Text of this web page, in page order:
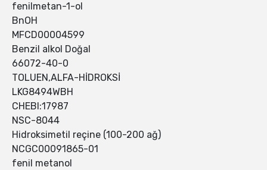
fenilmetan-1-ol
BnOH
MFCD00004599
Benzil alkol Doğal
66072-40-0
TOLUEN,ALFA-HİDROKSİ
LKG8494WBH
CHEBI:17987
NSC-8044
Hidroksimetil reçine (100-200 ağ)
NCGC00091865-01
fenil metanol